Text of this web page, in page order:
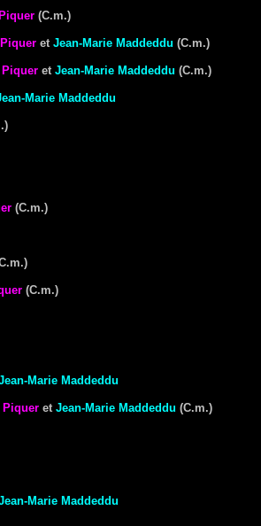
(C.m.)
et Jean-Marie Maddeddu (C.m.)
Piquer et Jean-Marie Maddeddu (C.m.)
Marie Maddeddu
(C.m.)
(C.m.)
Marie Maddeddu
Piquer et Jean-Marie Maddeddu (C.m.)
Marie Maddeddu